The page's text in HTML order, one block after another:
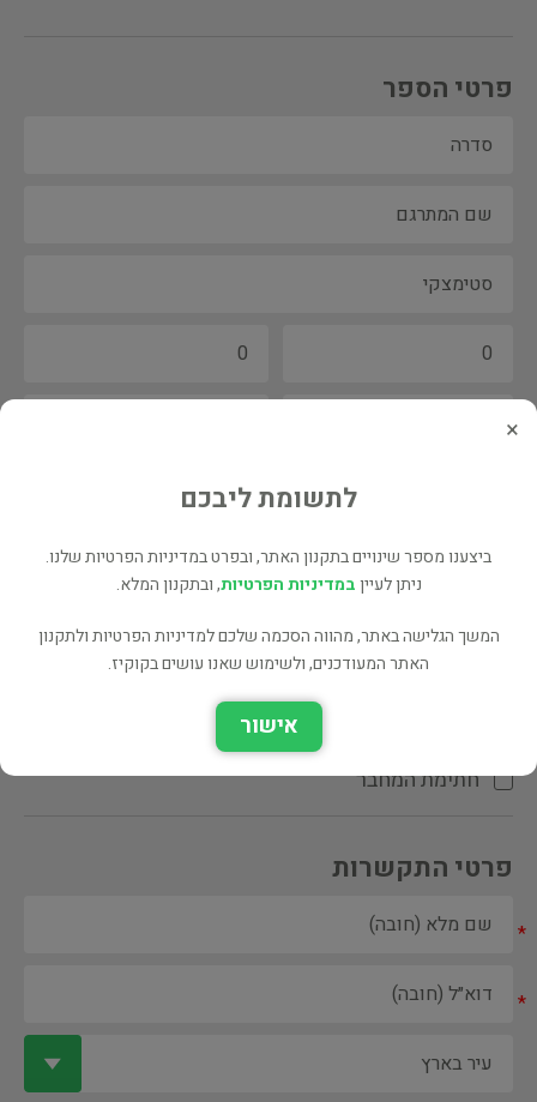
פרטי הספר
הקדשת המחבר\המתרגם
חתימת המחבר
פרטי התקשרות
*
*
×
לתשומת ליבכם
ביצענו מספר שינויים בתקנון האתר, ובפרט במדיניות הפרטיות שלנו.
ניתן לעייןבמדיניות הפרטיות, ובתקנון המלא.
המשך הגלישה באתר, מהווה הסכמה שלכם למדיניות הפרטיות ולתקנון
האתר המעודכנים, ולשימוש שאנו עושים בקוקיז.
אישור